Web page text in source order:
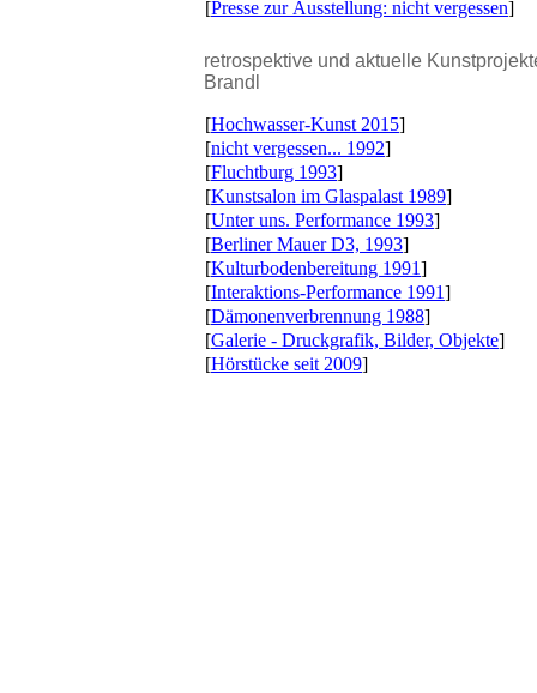
[Presse zur Ausstellung: nicht vergessen]
retrospektive und aktuelle
Brandl
[Hochwasser-Kunst 2015]
[nicht vergessen... 1992]
[Fluchtburg 1993]
[Kunstsalon im Glaspalast 1989]
[Unter uns. Performance 1993]
[Berliner Mauer D3, 1993]
[Kulturbodenbereitung 1991]
[Interaktions-Performance 1991]
[Dämonenverbrennung 1988]
[Galerie - Druckgrafik, Bilder, Objekte]
[Hörstücke seit 2009]